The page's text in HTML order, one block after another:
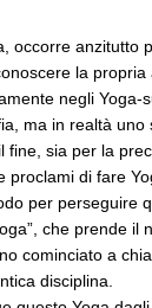
occorre anzitutto
la
negli Yoga-
ma in realtà
sia per la
proclami di fare
per perseguire
che prende il
cominciato a
disciplina.